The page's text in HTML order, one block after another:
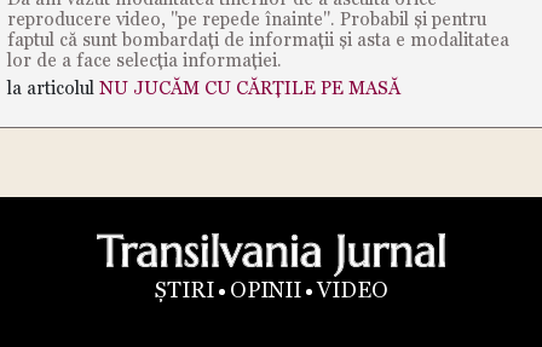
reproducere video, "pe repede înainte". Probabil și pentru
faptul că sunt bombardați de informații și asta e modalitatea
lor de a face selecția informației.
la articolul NU JUCĂM CU CĂRȚILE PE MASĂ
ȘTIRI OPINII VIDEO